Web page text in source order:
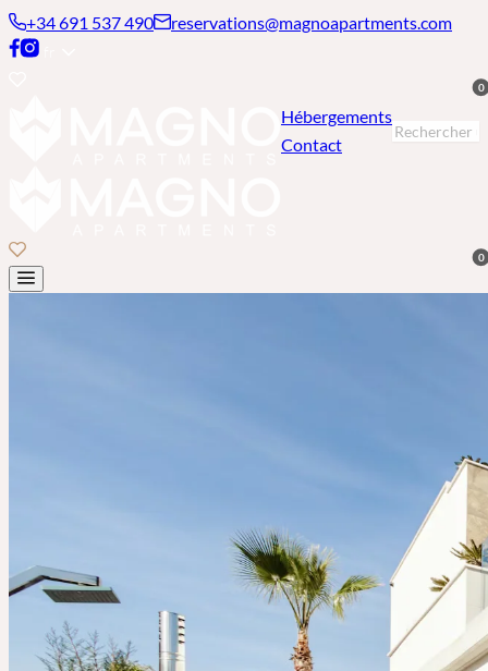
+34 691 537 490 reservations@magnoapartments.com
0
Hébergements
Contact
0